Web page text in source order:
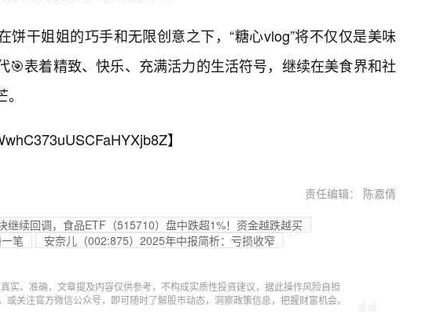
饼干姐姐的巧手和无限创意之下，“糖心vlog”将不仅仅是美味
🎯表着精致、快乐、充满活力的生活符号，继续在美食界和社
】
责任编辑： 陈嘉倩
继续回调，食品ETF（515710）盘中跌超1%！资金越跌越买
笔
安奈儿（002:875）2025年中报简析：亏损收窄
实、准确，文章提及内容仅供参考，不构成实质性投资建议，据此操作风险自担
或关注官方微信公众号，即可随时了解股市动态，洞察政策信息，把握财富机会。